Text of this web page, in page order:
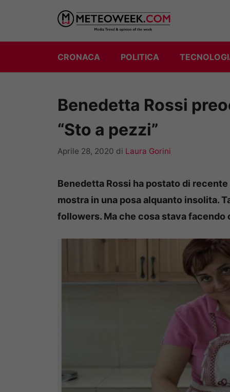
contenuto
CRONACA POLITICA
Benedetta Rossi
“Sto a pezzi”
Aprile 28, 2020 di Laura Gorini
Benedetta Rossi ha postato di
mostra in una posa alquanto insolita.
followers. Ma che cosa stava facendo